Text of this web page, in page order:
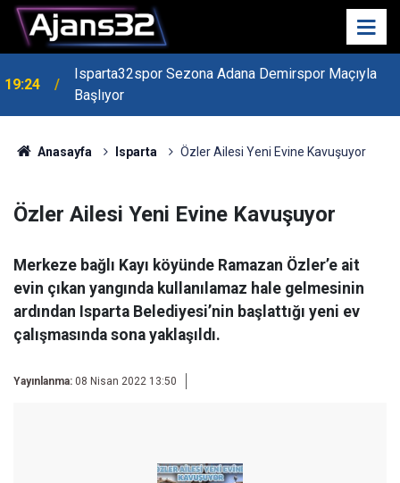
19:24
Isparta32spor Sezona Adana Demirspor Maçıyla
Başlıyor
Anasayfa Isparta Özler Ailesi Yeni Evine Kavuşuyor
Özler Ailesi Yeni Evine Kavuşuyor
Merkeze bağlı Kayı köyünde Ramazan Özler’e ait
evin çıkan yangında kullanılamaz hale gelmesinin
ardından Isparta Belediyesi’nin başlattığı yeni ev
çalışmasında sona yaklaşıldı.
Yayınlanma: 08 Nisan 2022 13:50